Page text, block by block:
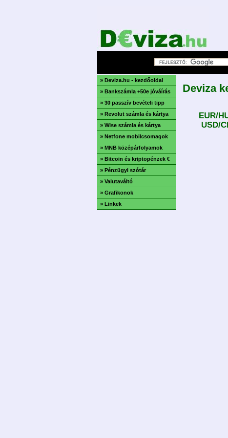
» Deviza.hu - kezdőoldal
» Bankszámla +50e jóváírás
» 30 passzív bevételi tipp
» Revolut számla és kártya
» Wise számla és kártya
» Netfone mobilcsomagok
» MNB középárfolyamok
» Bitcoin és kriptopénzek €
» Pénzügyi szótár
» Valutaváltó
» Grafikonok
» Linkek
Deviza
EUR/
USD/